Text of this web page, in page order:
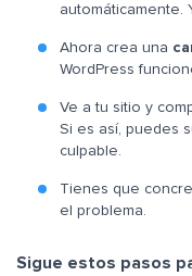
automáticamente.
Ahora crea una
WordPress
Ve a tu sitio y
Si es así, puedes
culpable.
Tienes que
el problema.
Sigue estos pasos